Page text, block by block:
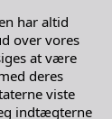
har altid
over vores
at være
deres
viste
indtægterne